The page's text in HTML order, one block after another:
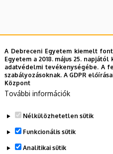
A Debreceni Egyetem kiemelt
Egyetem a 2018. május 25.
adatvédelmi tevékenységébe. A
szabályozásoknak. A GDPR
Központ
További információk
Nélkülözhetetlen sütik
Funkcionális sütik
Analitikai sütik